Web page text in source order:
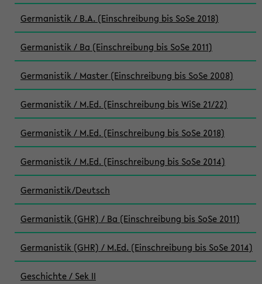
Germanistik / B.A. (Einschreibung bis SoSe 2018)
Germanistik / Ba (Einschreibung bis SoSe 2011)
Germanistik / Master (Einschreibung bis SoSe 2008)
Germanistik / M.Ed. (Einschreibung bis WiSe 21/22)
Germanistik / M.Ed. (Einschreibung bis SoSe 2018)
Germanistik / M.Ed. (Einschreibung bis SoSe 2014)
Germanistik/Deutsch
Germanistik (GHR) / Ba (Einschreibung bis SoSe 2011)
Germanistik (GHR) / M.Ed. (Einschreibung bis SoSe 2014)
Geschichte / Sek II